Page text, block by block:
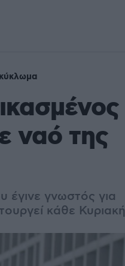
ναό της
έγινε γνωστός για
κάθε Κυριακή